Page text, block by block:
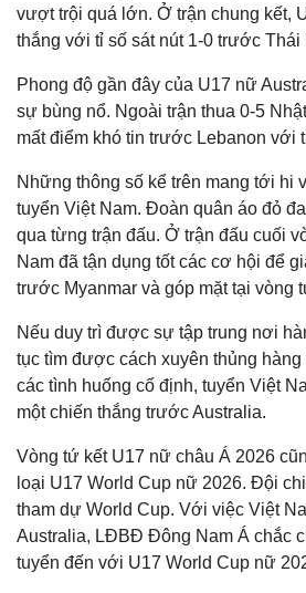
vượt trội quá lớn. Ở trận chung kết,
thắng với tỉ số sát nút 1-0 trước Thái
Phong độ gần đây của U17 nữ
sự bùng nổ. Ngoài trận thua 0-5
mất điểm khó tin trước Lebanon với
Những thông số kể trên mang tới hi
tuyển Việt Nam. Đoàn quân áo đỏ
qua từng trận đấu. Ở trận đấu cuối
Nam đã tận dụng tốt các cơ hội để
trước Myanmar và góp mặt tại vòng
Nếu duy trì được sự tập trung nơi
tục tìm được cách xuyên thủng
các tình huống cố định, tuyển Việt
một chiến thắng trước Australia.
Vòng tứ kết U17 nữ châu Á 2026
loại U17 World Cup nữ 2026. Đội
tham dự World Cup. Với việc Việt
Australia, LĐBĐ Đông Nam Á chắc
tuyển đến với U17 World Cup nữ